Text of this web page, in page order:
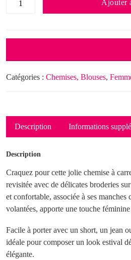
Ajouter
Catégories : Chemises, Blouses,
Description Informations
Description
Craquez pour cette jolie chemise à
revisitée avec de délicates broderies
et confortable, associée à ses manches
volantées, apporte une touche
Facile à porter avec un short, un jean
idéale pour composer un look estival
élégante.